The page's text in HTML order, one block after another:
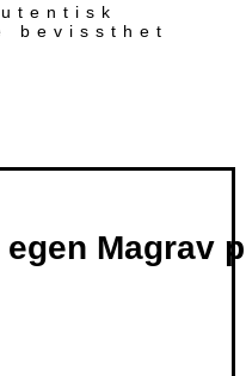
bevissthet
Magrav